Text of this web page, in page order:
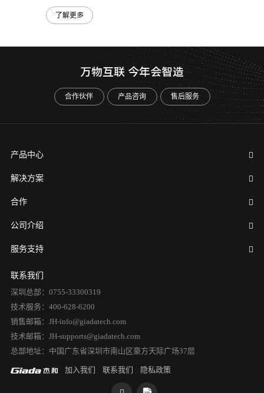
了解更多
万物互联 今年会智造
合作伙伴 产品咨询 售后服务
产品中心
解决方案
合作
公司介绍
服务支持
联系我们
深圳总部：0755-33300319
技术服务：400-628-6200
销售邮箱：JH-info@giadatech.com
技术邮箱：JH-supports@giadatech.com
总部地址：中国广东省深圳市南山区豪方天际广场37层
加入我们 联系我们 隐私政策